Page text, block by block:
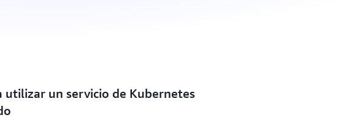
utilizar un servicio de Kubernetes